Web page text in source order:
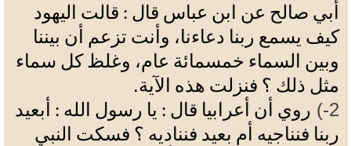
أبي صالح عن ابن عباس قال : قالت اليهود
كيف يسمع ربنا دعاءنا، وأنت تزعم أن بيننا
وبين السماء خمسمائة عام، وغلظ كل سماء
مثل ذلك ؟ فنزلت هذه الآية.
2-)
روي أن أعرابيا قال : يا رسول الله : أبعيد
ربنا فنناجيه أم بعيد فنناديه ؟ فسكت النبي